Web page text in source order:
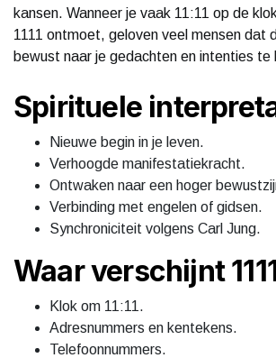
kansen. Wanneer je vaak 11:11 op de
1111 ontmoet, geloven veel mensen dat
bewust naar je gedachten en intenties te
Spirituele
Nieuwe begin in je leven.
Verhoogde manifestatiekracht.
Ontwaken naar een hoger
Verbinding met engelen of gidsen.
Synchroniciteit volgens Carl Jung.
Waar verschijnt
Klok om 11:11.
Adresnummers en kentekens.
Telefoonnummers.